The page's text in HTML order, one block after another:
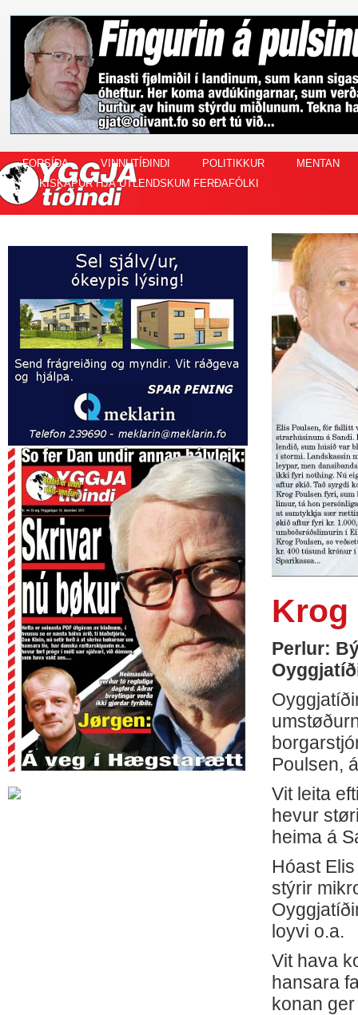
FORSÍÐA VINNUTÍÐINDI POLITIKKUR
MENTAN
FISKISKAPUR HJÁ ÚTLENDSKUM FERÐAFÓLKI
Perlur:
Poulsen,
Vit leita
hevur
heima á
Hóast
stýrir
loyvi o.a.
Vit hava
hansara
konan